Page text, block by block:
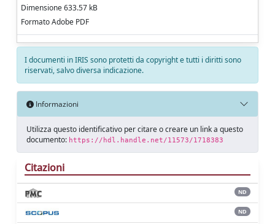
Dimensione 633.57 kB
Formato Adobe PDF
I documenti in IRIS sono protetti da copyright e tutti i diritti sono
riservati, salvo diversa indicazione.
Informazioni
Utilizza questo identificativo per citare o creare un link a questo
documento: https://hdl.handle.net/11573/1718383
Citazioni
ND
ND